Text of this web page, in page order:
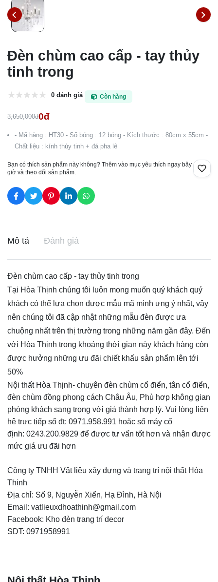
Đèn chùm cao cấp - tay thủy
tinh trong
0 đánh giá Còn hàng
3,650,000đ0đ
- Mã hàng : HT30 - Số bóng : 12 bóng - Kích thước : 80cm x 55cm -
Chất liệu : kính thủy tinh + đá pha lê
Bạn có thích sản phẩm này không? Thêm vào mục yêu thích ngay bây
giờ và theo dõi sản phẩm.
Mô tả Đánh giá
Đèn chùm cao cấp - tay thủy tinh trong
Tại Hòa Thịnh chúng tôi luôn mong muốn quý khách quý
khách có thể lựa chọn được mẫu mã mình ưng ý nhất, vậy
nên chúng tôi đã cập nhật những mẫu đèn được ưa
chuộng nhất trên thị trường trong những năm gần đây. Đến
với Hòa Thịnh trong khoảng thời gian này khách hàng còn
được hưởng những ưu đãi chiết khấu sản phẩm lên tới
50%
Nội thất Hòa Thịnh- chuyên đèn chùm cổ điển, tân cổ điển,
đèn chùm đồng phong cách Châu Âu, Phù hơp không gian
phòng khách sang trọng với giá thành hợp lý. Vui lòng liên
hệ trực tiếp số đt: 0971.958.991 hoặc số máy cố
định: 0243.200.9829 để được tư vấn tốt hơn và nhận được
mức giá ưu đãi hơn
Công ty TNHH Vật liệu xây dựng và trang trí nội thất Hòa
Thịnh
Địa chỉ: Số 9, Nguyễn Xiển, Hạ Đình, Hà Nội
Email: vatlieuxdhoathinh@gmail.com
Facebook: Kho đèn trang trí decor
SDT: 0971958991